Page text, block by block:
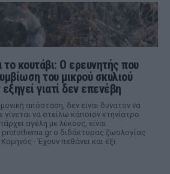
το κουτάβι: Ο ερευνητής που
του μικρού σκυλιού
γιατί δεν επενέβη
απόσταση, δεν είναι δυνατόν να
να στείλω κάποιον κτηνίατρο
αγέλη με λύκους, είναι
protothema.gr ο διδάκτορας ζωολογίας
- Έχουν πεθάνει και έξι